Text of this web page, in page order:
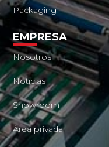
Packaging
EMPRESA
Nosotros
Noticias
Showroom
Área privada